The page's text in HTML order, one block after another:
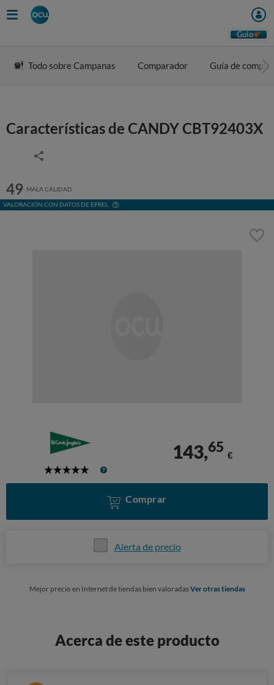
Guio
Todo sobre Campanas Comparador Guía de compra
Características de CANDY CBT92403X
49 MALA CALIDAD
VALORACIÓN CON DATOS DE EPREL
5
143,65
€
Comprar
Alerta de precio
Mejor precio en Internet de tiendas bien valoradasVer otras tiendas
Acerca de este producto